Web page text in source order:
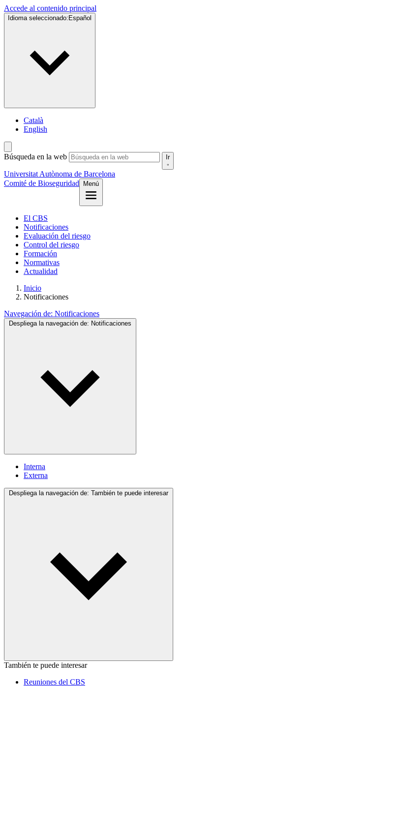
Accede al contenido principal
Idioma seleccionado: Español
Català
English
Búsqueda en la web Ir
Universitat Autònoma de Barcelona
Comité de Bioseguridad
Menú
El CBS
Notificaciones
Evaluación del riesgo
Control del riesgo
Formación
Normativas
Actualidad
Inicio
Notificaciones
Navegación de: Notificaciones
Despliega la navegación de:
Interna
Externa
Despliega la navegación de: También te puede interesar
También te puede interesar
Reuniones del CBS